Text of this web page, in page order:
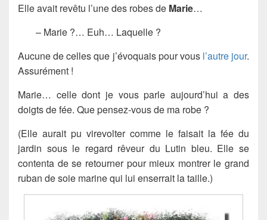
Elle avait revêtu l’une des robes de Marie…
– Marie ?… Euh… Laquelle ?
Aucune de celles que j’évoquais pour vous l’autre jour.
Assurément !
Marie… celle dont je vous parle aujourd’hui a des
doigts de fée. Que pensez-vous de ma robe ?
(Elle aurait pu virevolter comme le faisait la fée du
jardin sous le regard rêveur du Lutin bleu. Elle se
contenta de se retourner pour mieux montrer le grand
ruban de soie marine qui lui enserrait la taille.)